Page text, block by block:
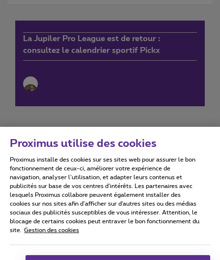
La Jupiler Pro League est de retour :
consultez le calendrier sportif Pickx
Conditions d'utilisation Accessibility statement
Tous droits réservés. © 2026
Conditions générales, info consommateur
Proximus utilise des cookies
Proximus installe des cookies sur ses sites web pour assurer le bon
fonctionnement de ceux-ci, améliorer votre expérience de
navigation, analyser l’utilisation, et adapter leurs contenus et
publicités sur base de vos centres d’intérêts. Les partenaires avec
lesquels Proximus collabore peuvent également installer des
cookies sur nos sites afin d’afficher sur d'autres sites ou des médias
sociaux des publicités susceptibles de vous intéresser. Attention, le
blocage de certains cookies peut entraver le bon fonctionnement du
site.
Gestion des cookies